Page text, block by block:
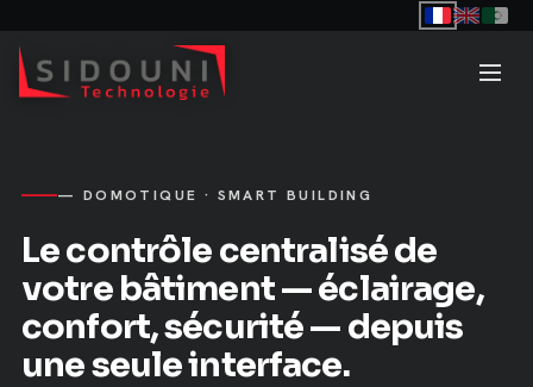
— DOMOTIQUE · SMART BUILDING
Le contrôle centralisé de
votre bâtiment — éclairage,
confort, sécurité — depuis
une seule interface.